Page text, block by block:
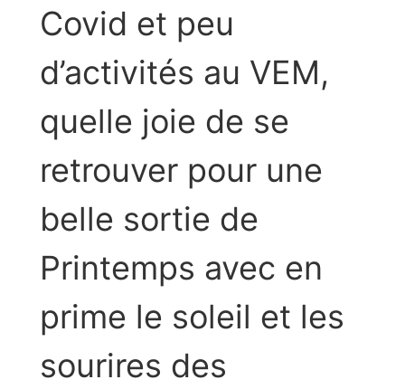
Covid et peu
d’activités au VEM,
quelle joie de se
retrouver pour une
belle sortie de
Printemps avec en
prime le soleil et les
sourires des